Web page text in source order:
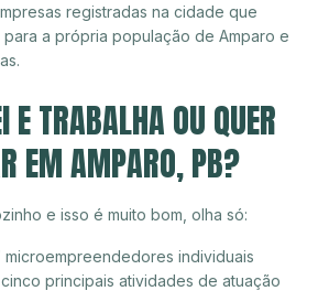
registradas na cidade que
a própria população de Amparo e
E TRABALHA OU QUER
EM AMPARO, PB?
e isso é muito bom, olha só:
microempreendedores individuais
principais atividades de atuação